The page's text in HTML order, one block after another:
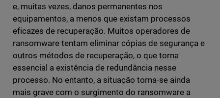
e, muitas vezes, danos permanentes nos
equipamentos, a menos que existam processos
eficazes de recuperação. Muitos operadores de
ransomware tentam eliminar cópias de segurança e
outros métodos de recuperação, o que torna
essencial a existência de redundância nesse
processo. No entanto, a situação torna-se ainda
mais grave com o surgimento do ransomware a